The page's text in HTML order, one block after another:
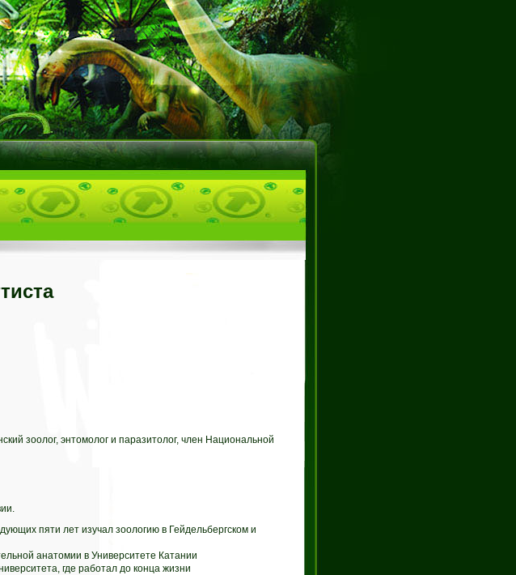
зоолог, энтомолог и паразитолог, член Национальной
пяти лет изучал зоологию в Гейдельбергском и
анатомии в Университете Катании
где работал до конца жизни